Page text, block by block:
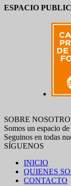
ESPACIO
SOBRE
Somos un espacio
Seguinos en todas
SÍGUENOS
INICIO
QUIENES
CONTACTO